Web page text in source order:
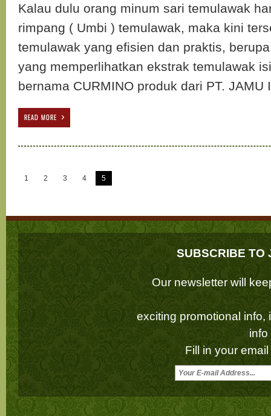
Kalau dulu orang minum sari temulawak
rimpang ( Umbi ) temulawak, maka kini
temulawak yang efisien dan praktis,
yang memperlihatkan ekstrak temulawak
bernama CURMINO produk dari PT. JAMU
READ MORE
1 2 3 4 5
SUBSCRIBE TO
Our newsletter will
exciting promotional info,
info
Fill in your